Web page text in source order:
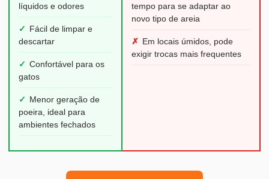
líquidos e odores
✓ Fácil de limpar e
descartar
✓ Confortável para os
gatos
✓ Menor geração de
poeira, ideal para
ambientes fechados
tempo para se adaptar ao
novo tipo de areia
✗ Em locais úmidos, pode
exigir trocas mais frequentes